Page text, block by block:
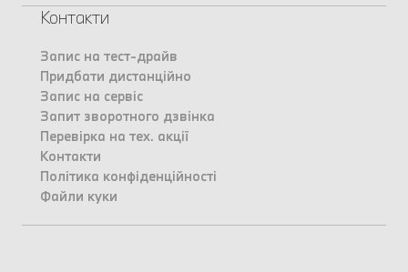
Контакти
Запис на тест-драйв
Придбати дистанційно
Запис на сервіс
Запит зворотного дзвінка
Перевірка на тех. акції
Контакти
Політика конфіденційності
Файли куки